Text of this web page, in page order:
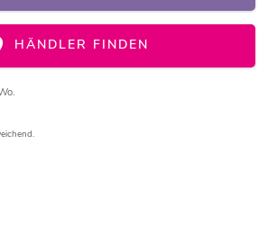
HÄNDLER FINDEN